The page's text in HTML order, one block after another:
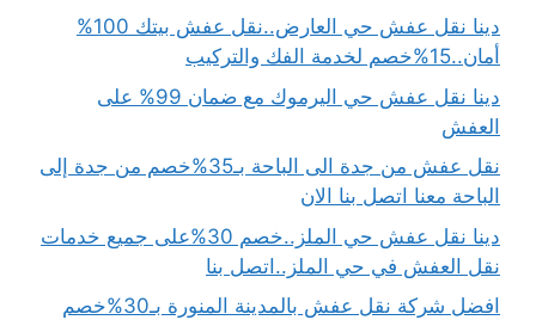
دينا نقل عفش حي العارض..نقل عفش بيتك 100%
أمان..15%خصم لخدمة الفك والتركيب
دينا نقل عفش حي اليرموك مع ضمان 99% على
العفش
نقل عفش من جدة الى الباحة بـ35%خصم من جدة إلى
الباحة معنا اتصل بنا الان
دينا نقل عفش حي الملز..خصم 30%على جميع خدمات
نقل العفش في حي الملز..اتصل بنا
افضل شركة نقل عفش بالمدينة المنورة بـ30%خصم